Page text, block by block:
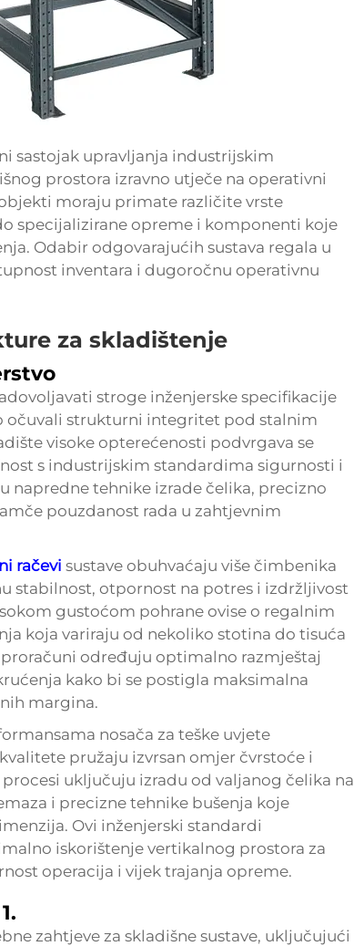
sastojak upravljanja industrijskim
prostora izravno utječe na operativni
moraju primate različite vrste
specijalizirane opreme i komponenti koje
Odabir odgovarajućih sustava regala u
inventara i dugoročnu operativnu
za skladištenje
stroge inženjerske specifikacije
očuvali strukturni integritet pod stalnim
visoke opterećenosti podvrgava se
s industrijskim standardima sigurnosti i
napredne tehnike izrade čelika, precizno
pouzdanost rada u zahtjevnim
račevi sustave obuhvaćaju više čimbenika
stabilnost, otpornost na potres i izdržljivost
gustoćom pohrane ovise o regalnim
koja variraju od nekoliko stotina do tisuća
određuju optimalno razmještaj
kako bi se postigla maksimalna
margina.
nosača za teške uvjete
pružaju izvrsan omjer čvrstoće i
uključuju izradu od valjanog čelika na
i precizne tehnike bušenja koje
Ovi inženjerski standardi
iskorištenje vertikalnog prostora za
operacija i vijek trajanja opreme.
zahtjeve za skladišne sustave, uključujući